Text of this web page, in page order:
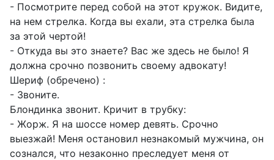
- Посмотрите перед собой на этот кружок. Видите,
на нем стрелка. Когда вы ехали, эта стрелка была
за этой чертой!
- Откуда вы это знаете? Вас же здесь не было! Я
должна срочно позвонить своему адвокату!
Шериф (обречено) :
- Звоните.
Блондинка звонит. Кричит в трубку:
- Жорж. Я на шоссе номер девять. Срочно
выезжай! Меня остановил незнакомый мужчина, он
сознался, что незаконно преследует меня от